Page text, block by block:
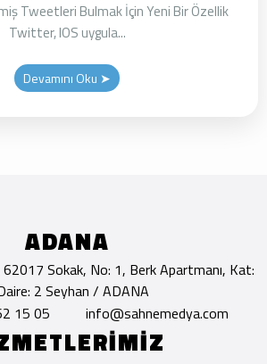
Tweetleri Bulmak İçin Yeni Bir Özellik
Twitter, IOS uygula...
Devamını Oku ➤
ADANA
Sokak, No: 1, Berk Apartmanı, Kat:
2 Seyhan / ADANA
15 05
info@sahnemedya.com